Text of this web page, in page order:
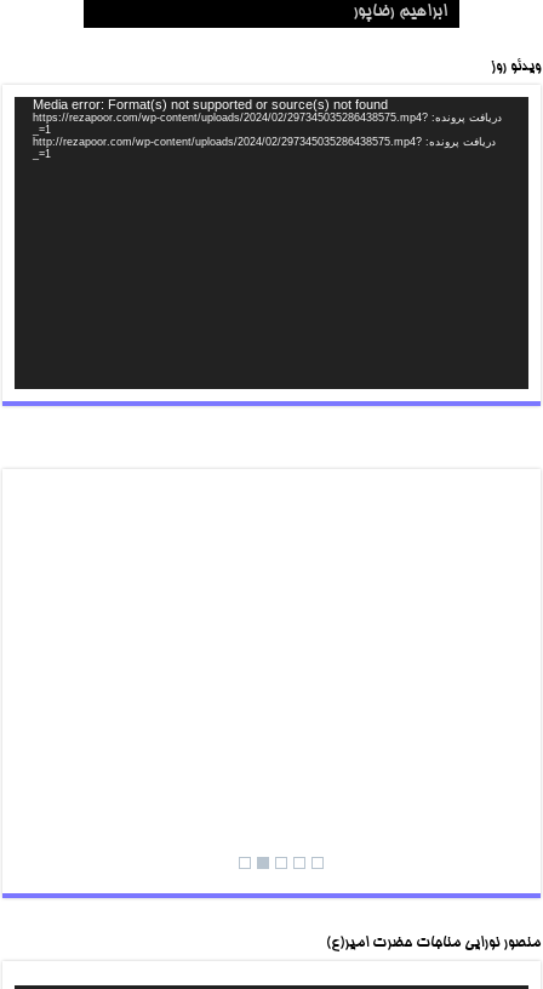
ابراهيم رضاپور
شهید مدافع حرم
ویدئو روز
Media error: Format(s) not supported or source(s) not found
دریافت پرونده: https://rezapoor.com/wp-content/uploads/2024/02/297345035286438575.mp4?
_=1
دریافت پرونده: http://rezapoor.com/wp-content/uploads/2024/02/297345035286438575.mp4?
_=1
منصور نورایی مناجات حضرت امیر(ع)